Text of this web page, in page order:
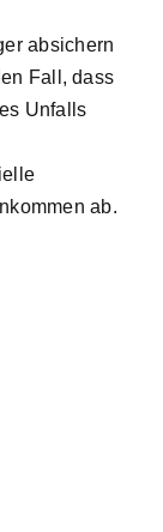
absichern
Fall, dass
Unfalls
ab.